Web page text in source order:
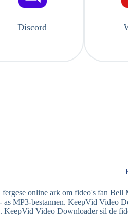
Discord
online ark om fideo's fan
MP3-bestannen. KeepVid Video
KeepVid Video Downloader sil de